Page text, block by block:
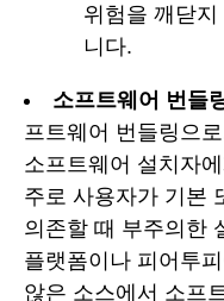
위험을 깨닫
니다.
소프트웨어 번들
프트웨어 번들링으
소프트웨어 설치자
주로 사용자가 기본
의존할 때 부주의한
플랫폼이나 피어투
않은 소스에서 소프